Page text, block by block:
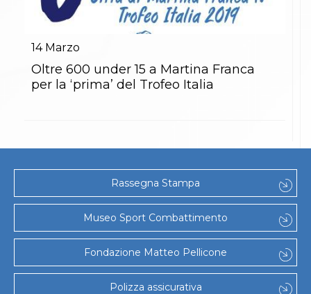
14 Marzo
Oltre 600 under 15 a Martina Franca
per la ‘prima’ del Trofeo Italia
Rassegna Stampa
Museo Sport Combattimento
Fondazione Matteo Pellicone
Polizza assicurativa